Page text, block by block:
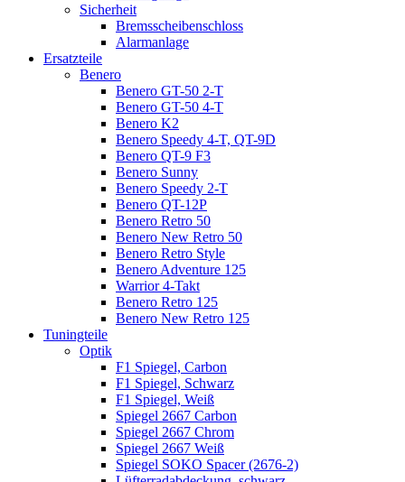
Sicherheit
Bremsscheibenschloss
Alarmanlage
Ersatzteile
Benero
Benero GT-50 2-T
Benero GT-50 4-T
Benero K2
Benero Speedy 4-T, QT-9D
Benero QT-9 F3
Benero Sunny
Benero Speedy 2-T
Benero QT-12P
Benero Retro 50
Benero New Retro 50
Benero Retro Style
Benero Adventure 125
Warrior 4-Takt
Benero Retro 125
Benero New Retro 125
Tuningteile
Optik
F1 Spiegel, Carbon
F1 Spiegel, Schwarz
F1 Spiegel, Weiß
Spiegel 2667 Carbon
Spiegel 2667 Chrom
Spiegel 2667 Weiß
Spiegel SOKO Spacer (2676-2)